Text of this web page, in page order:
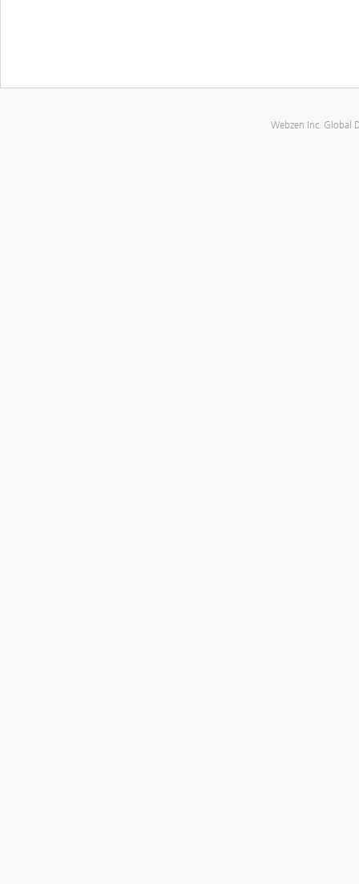
Webzen Inc. Global